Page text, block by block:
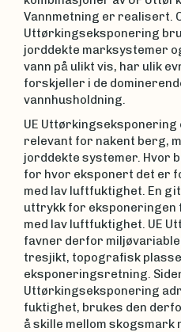
Vannmetning er realisert.
Uttørkingseksponering
jorddekte marksystemer
vann på ulikt vis, har ulik
forskjeller i de
vannhusholdning.
UE
relevant for nakent berg,
jorddekte systemer. Hvor
for hvor eksponert det er
med lav luftfuktighet. En
uttrykk for
med lav luftfuktighet. UE
favner derfor
tresjikt, topografisk
eksponeringsretning.
Uttørkingseksponering
fuktighet, brukes den
å skille mellom skogsmark